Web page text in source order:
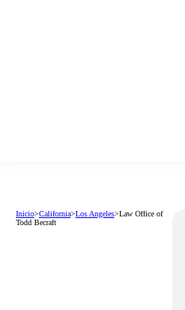
Inicio>California>Los Angeles>Law Office of
Todd Becraft